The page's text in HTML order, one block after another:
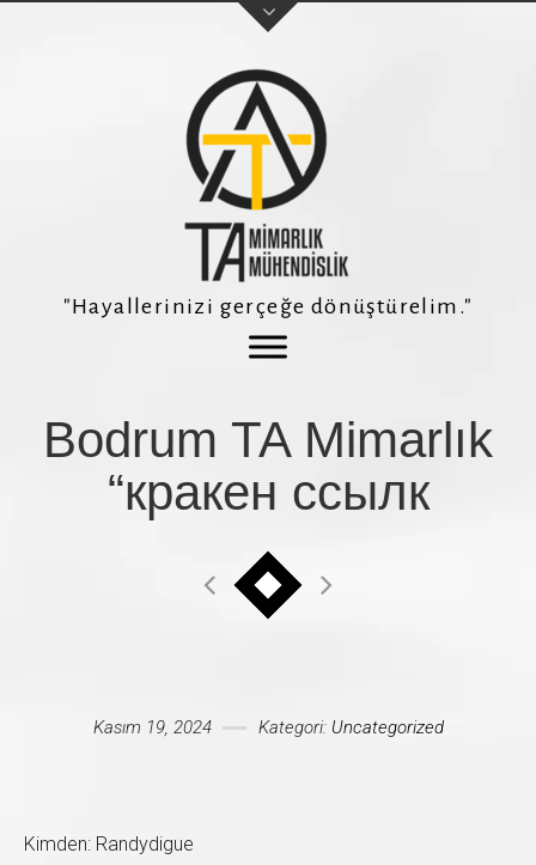
Telefon Numaranız *
Konu
"Hayallerinizi gerçeğe dönüştürelim."
Bodrum TA Mimarlık
“кракен ссылк
Kasım 19, 2024 Kategori: Uncategorized
Kimden: Randydigue